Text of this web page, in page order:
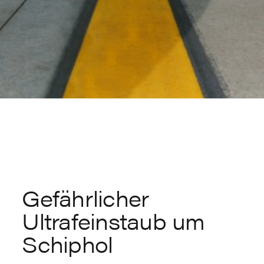
Gefährlicher
Ultrafeinstaub um
Schiphol